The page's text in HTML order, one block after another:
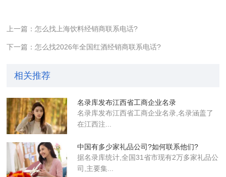
上一篇：怎么找上海饮料经销商联系电话?
下一篇：怎么找2026年全国红酒经销商联系电话?
相关推荐
名录库发布江西省工商企业名录
名录库​发布江西省工商企业名录,名录涵盖了
在江西注...
中国有多少家礼品公司?如何联系他们?
据名录库统计,全国31省市现有2万多家礼品公
司,主要集...